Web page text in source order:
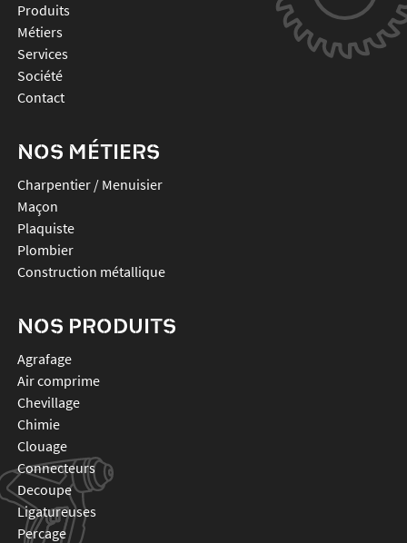
Produits
Métiers
Services
Société
Contact
NOS MÉTIERS
Charpentier / Menuisier
Maçon
Plaquiste
Plombier
Construction métallique
NOS PRODUITS
agrafage
air comprime
chevillage
chimie
clouage
connecteurs
decoupe
ligatureuses
percage